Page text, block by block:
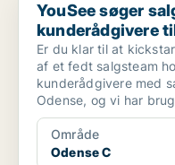
YouSee søger
kunderådgivere
Er du klar til at
af et fedt salgsteam
kunderådgivere med
Odense, og vi har
Område
Odense C